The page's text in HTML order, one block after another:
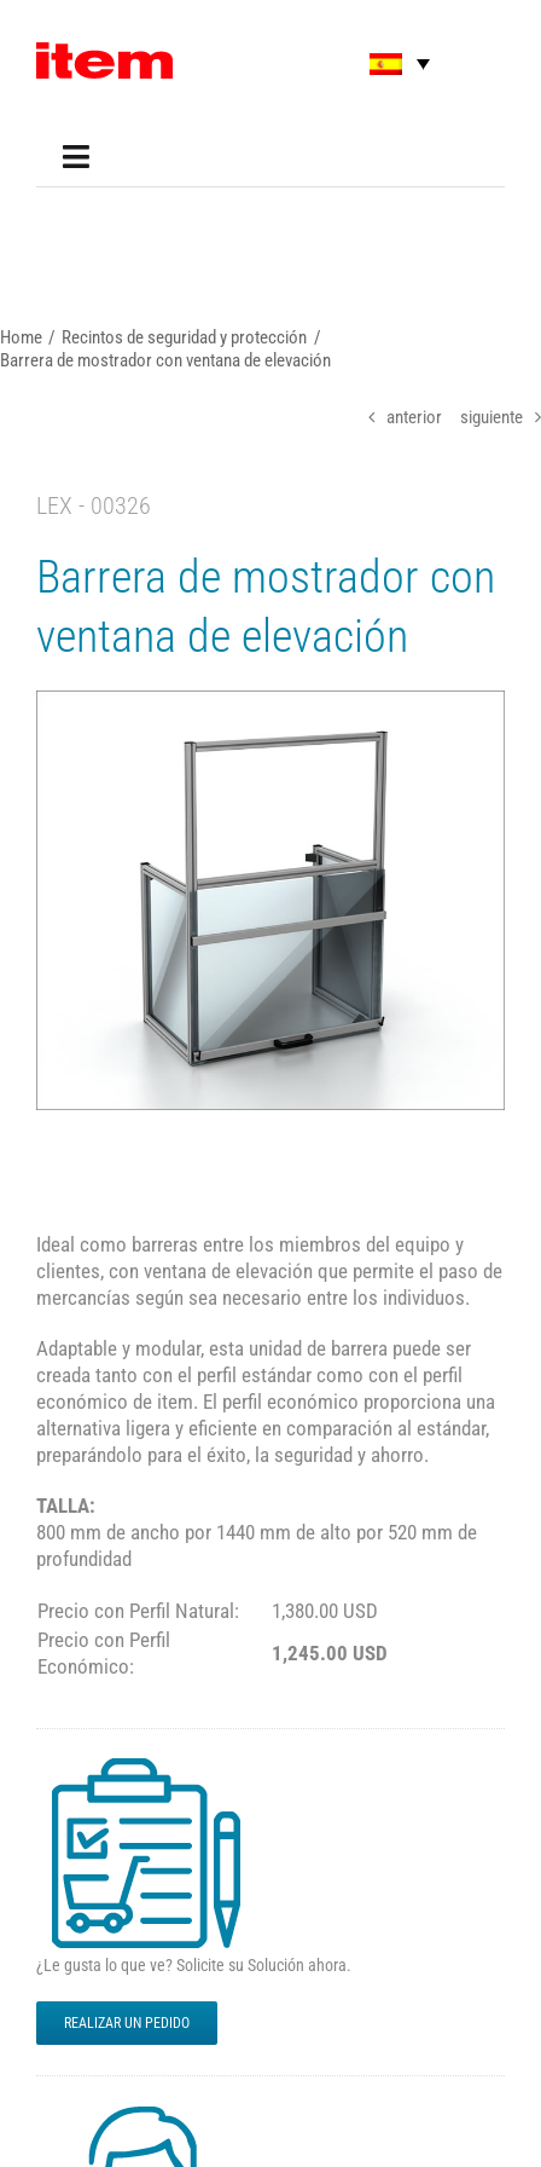
content
Toggle
Support
Home
Recintos de seguridad y protección
Barrera de mostrador con ventana de elevación
anterior siguiente
LEX - 00326
Barrera de mostrador con
ventana de elevación
Ideal como barreras entre los miembros del equipo y
clientes, con ventana de elevación que permite el paso de
mercancías según sea necesario entre los individuos.
Adaptable y modular, esta unidad de barrera puede ser
creada tanto con el perfil estándar como con el perfil
económico de item. El perfil económico proporciona una
alternativa ligera y eficiente en comparación al estándar,
preparándolo para el éxito, la seguridad y ahorro.
TALLA:
800 mm de ancho por 1440 mm de alto por 520 mm de
profundidad
Precio con Perfil Natural:
1,380.00 USD
Precio con Perfil
Económico:
1,245.00 USD
¿Le gusta lo que ve? Solicite su Solución ahora.
REALIZAR UN PEDIDO